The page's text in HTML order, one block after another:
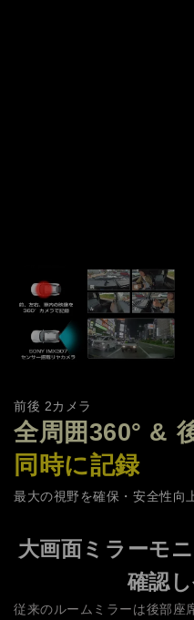
前後 2カメラ
全周囲360° &
同時に記録
最大の視野を確保・安全性向
大画面ミラーモ
確認
従来のルームミラーは後部座